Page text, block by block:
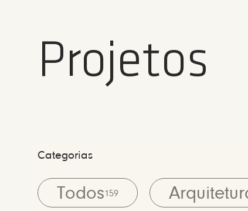
Projetos
Categorias
Todos159